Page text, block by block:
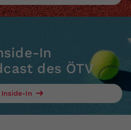
In
des ÖTV
Inside-In